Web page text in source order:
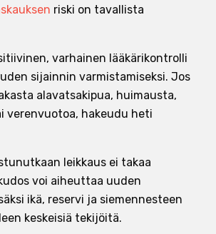
riski on tavallista
varhainen lääkärikontrolli
sijainnin varmistamiseksi. Jos
alavatsakipua, huimausta,
verenvuotoa, hakeudu heti
leikkaus ei takaa
voi aiheuttaa uuden
ikä, reservi ja siemennesteen
keskeisiä tekijöitä.